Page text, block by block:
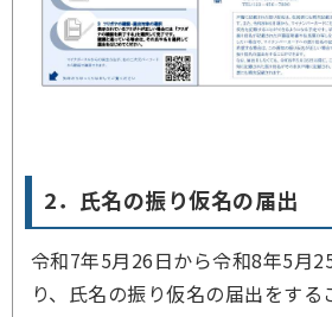
2．氏名の振り仮名の届出
令和7年5月26日から令和8年5月
り、氏名の振り仮名の届出をする